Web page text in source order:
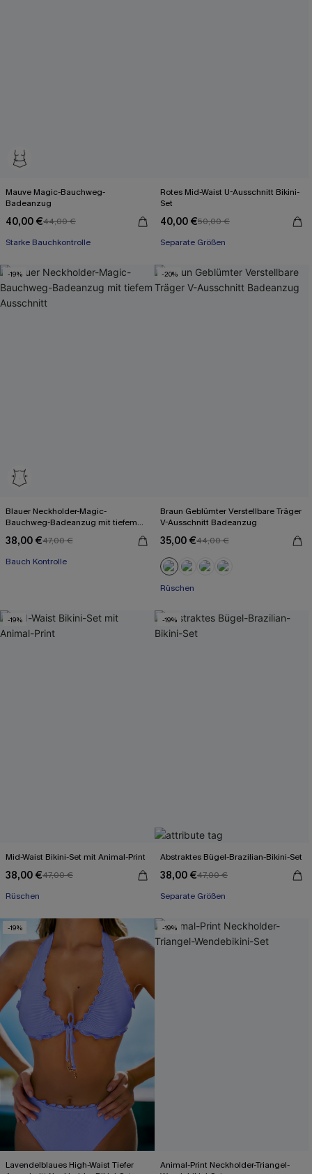
Mauve Magic-Bauchweg-
Badeanzug
40,00 €44,00 €
Starke Bauchkontrolle
Rotes Mid-Waist U-Ausschnitt Bikini-
Set
40,00 €50,00 €
Separate Größen
-19%
Blauer Neckholder-Magic-
Bauchweg-Badeanzug mit tiefem
38,00 €47,00 €
Bauch Kontrolle
-20%
Braun Geblümter Verstellbare Träger
V-Ausschnitt Badeanzug
35,00 €44,00 €
Rüschen
-19%
Mid-Waist Bikini-Set mit Animal-Print
38,00 €47,00 €
Rüschen
-19%
Abstraktes Bügel-Brazilian-Bikini-Set
38,00 €47,00 €
Separate Größen
-19%
Lavendelblaues High-Waist Tiefer
-19%
Animal-Print Neckholder-Triangel-